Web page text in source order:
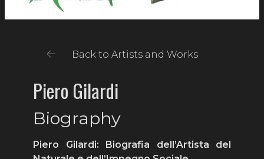
Back to Artists and Works
Piero Gilardi
Biography
Piero Gilardi: Biografia dell’Artista del